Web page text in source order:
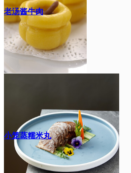
老汤酱牛肉
小笼蒸糯米丸